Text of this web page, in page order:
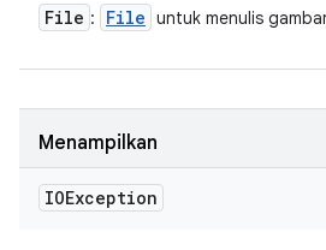
File : File untuk menulis
Menampilkan
IOException